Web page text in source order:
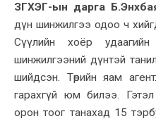
ЗГХЭГ-ын дарга
дүн шинжилгээ одоо ч
Сүүлийн хоёр
шинжилгээний дүнтэй
шийдсэн. Төрийн яам
гарахгүй юм билээ.
орон тоог танахад 15